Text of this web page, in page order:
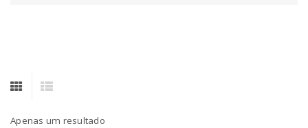
Apenas um resultado